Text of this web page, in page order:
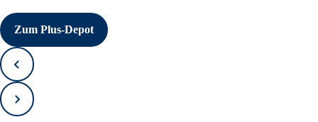
Zum Plus-Depot
Zurück
Vorwärts